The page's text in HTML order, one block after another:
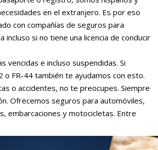
en el extranjero. Es por eso
con compañías de seguros para
incluso si no tiene una licencia de conducir
vencidas e incluso suspendidas. Si
o FR-44 también te ayudamos con esto.
o accidentes, no te preocupes. Siempre
Ofrecemos seguros para automóviles,
embarcaciones y motocicletas. Entre